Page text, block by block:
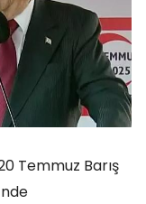
Temmuz Barış